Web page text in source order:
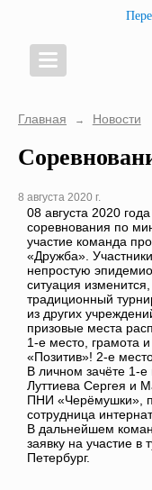
Главная → Новости
8 августа 2020 г.
08 августа 2020
соревнования по
участие команда
«Дружба».
непростую
ситуация
традиционный
из других
призовые места
1-е место, грамота
«Позитив»! 2-е
В личном зачёте 1-е
Луттиева Сергея и
ПНИ «Черёмушки»,
сотрудница
В дальнейшем
заявку на участие
Петербург.